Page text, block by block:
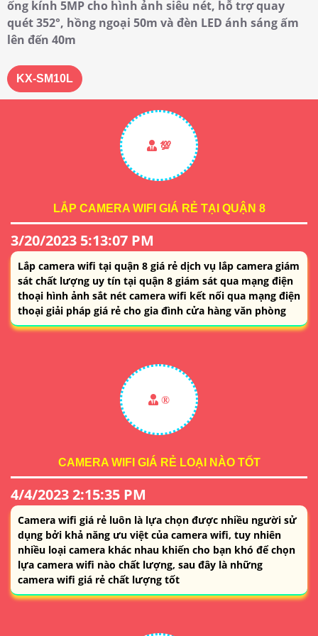
ống kính 5MP cho hình ảnh siêu nét, hỗ trợ quay
quét 352°, hồng ngoại 50m và đèn LED ánh sáng ấm
lên đến 40m
KX-SM10L
💯
LẮP CAMERA WIFI GIÁ RẺ TẠI QUẬN 8
3/20/2023 5:13:07 PM
Lắp camera wifi tại quận 8 giá rẻ dịch vụ lắp camera giám
sát chất lượng uy tín tại quận 8 giám sát qua mạng điện
thoại hình ảnh sắt nét camera wifi kết nối qua mạng điện
thoại giải pháp giá rẻ cho gia đình cửa hàng văn phòng
®️
CAMERA WIFI GIÁ RẺ LOẠI NÀO TỐT
4/4/2023 2:15:35 PM
Camera wifi giá rẻ luôn là lựa chọn được nhiều người sử
dụng bởi khả năng ưu việt của camera wifi, tuy nhiên
nhiều loại camera khác nhau khiến cho bạn khó để chọn
lựa camera wifi nào chất lượng, sau đây là những
camera wifi giá rẻ chất lượng tốt